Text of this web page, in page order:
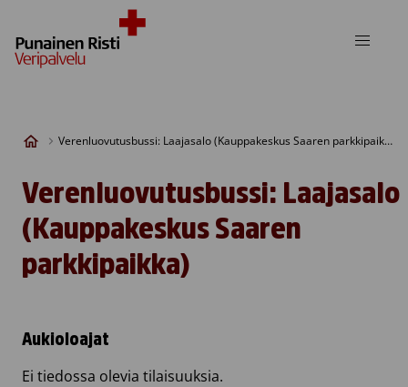
Verenluovutusbussi: Laajasalo (Kauppakeskus Saaren parkkipaikka)
Verenluovutusbussi: Laajasalo
(Kauppakeskus Saaren
parkkipaikka)
Aukioloajat
Ei tiedossa olevia tilaisuuksia.